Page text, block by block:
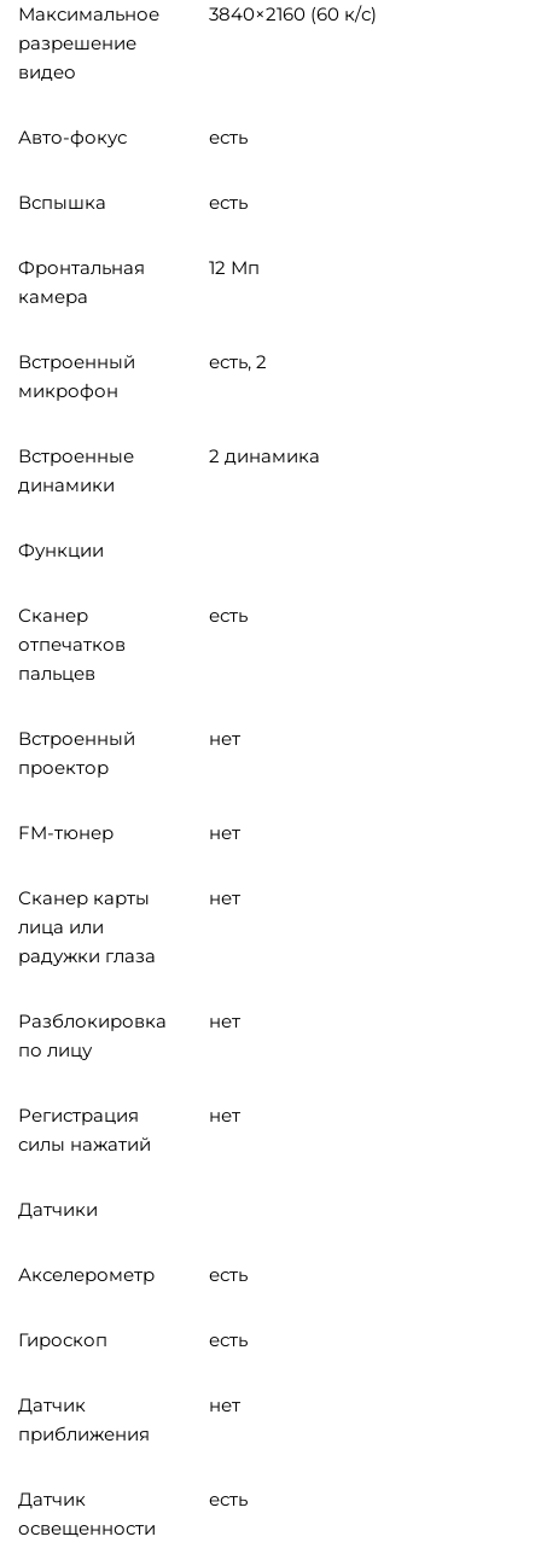
Максимальное
разрешение
видео
3840×2160 (60 к/с)
Авто-фокус есть
Вспышка есть
Фронтальная
камера
12 Мп
Встроенный
микрофон
есть, 2
Встроенные
динамики
2 динамика
Функции
Сканер
отпечатков
пальцев
есть
Встроенный
проектор
нет
FM-тюнер нет
Сканер карты
лица или
радужки глаза
нет
Разблокировка
по лицу
нет
Регистрация
силы нажатий
нет
Датчики
Акселерометр есть
Гироскоп есть
Датчик
приближения
нет
Датчик
освещенности
есть